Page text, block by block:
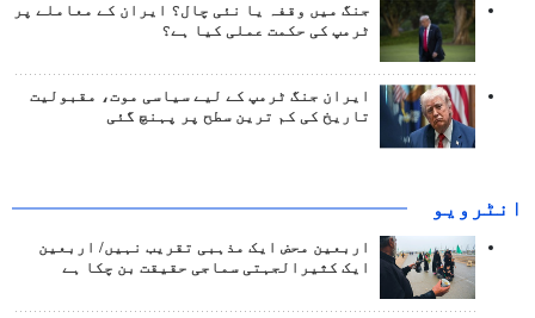
جنگ میں وقفہ یا نئی چال؟ ایران کے معاملے پر
ٹرمپ کی حکمت عملی کیا ہے؟
ایران جنگ ٹرمپ کے لیے سیاسی موت، مقبولیت
تاریخ کی کم ترین سطح پر پہنچ گئی
انٹرويو
اربعین محض ایک مذہبی تقریب نہیں/ اربعین
ایک کثیرالجہتی سماجی حقیقت بن چکا ہے